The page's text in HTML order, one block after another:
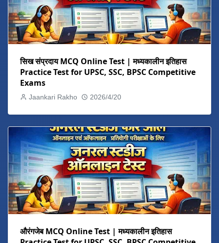
सिख संप्रदाय MCQ Online Test | मध्यकालीन इतिहास
Practice Test for UPSC, SSC, BPSC Competitive
Exams
Jaankari Rakho 2026/4/20
औरंगजेब MCQ Online Test | मध्यकालीन इतिहास